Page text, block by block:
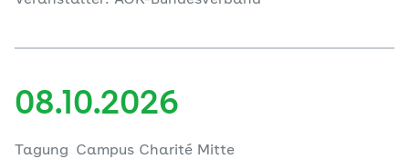
08.10.2026
Tagung Campus Charité Mitte